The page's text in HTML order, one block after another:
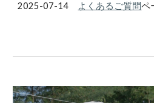
2025-07-14 よくあるご質問ペ